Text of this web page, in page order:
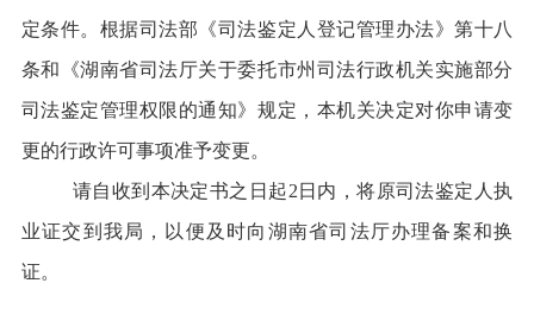
定条件。根据司法部《司法鉴定人登记管理办法》第十八
条和《湖南省司法厅关于委托市州司法行政机关实施部分
司法鉴定管理权限的通知》规定，本机关决定对你申请变
更的行政许可事项准予变更。
请自收到本决定书之日起2 日内，将原司法鉴定人执
业证交到我局，以便及时向湖南省司法厅办理备案和换
证。